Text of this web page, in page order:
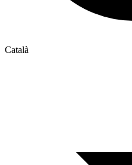
Català